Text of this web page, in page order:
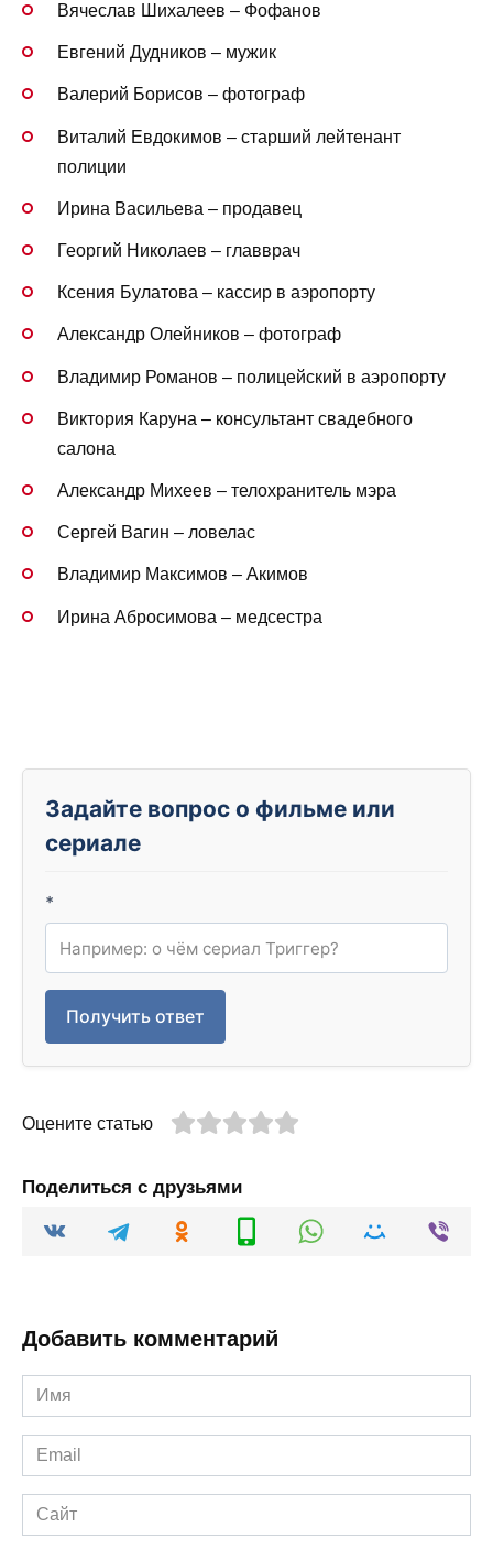
Вячеслав Шихалеев – Фофанов
Евгений Дудников – мужик
Валерий Борисов – фотограф
Виталий Евдокимов – старший лейтенант
полиции
Ирина Васильева – продавец
Георгий Николаев – главврач
Ксения Булатова – кассир в аэропорту
Александр Олейников – фотограф
Владимир Романов – полицейский в аэропорту
Виктория Каруна – консультант свадебного
салона
Александр Михеев – телохранитель мэра
Сергей Вагин – ловелас
Владимир Максимов – Акимов
Ирина Абросимова – медсестра
Задайте вопрос о фильме или
сериале
*
Получить ответ
Оцените статью
Поделиться с друзьями
Добавить комментарий
Имя
*
Email
*
Сайт